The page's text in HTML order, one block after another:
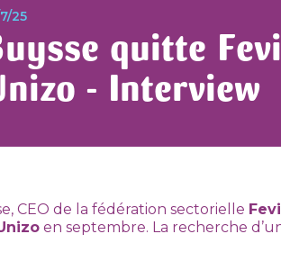
25
quitte
- Interview
CEO de la fédération sectorielle
en septembre. La recherche